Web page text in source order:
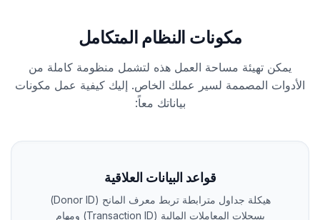
مكونات النظام المتكامل
يمكن تهيئة مساحة العمل هذه لتشمل منظومة كاملة من
الأدوات المصممة لسير عملك الخاص. إليك كيفية عمل مكونات
بياناتك معاً:
قواعد البيانات العلاقية
هيكلة جداول مترابطة تربط معرف المانح (Donor ID)
بسجلات المعاملات المالية (Transaction ID) ومهام